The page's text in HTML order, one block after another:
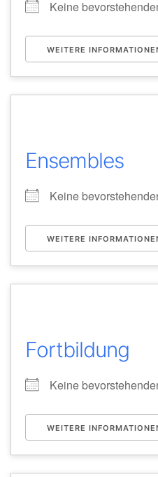
Keine
WEITERE
Ensembles
Keine
WEITERE
Fortbildung
Keine
WEITERE